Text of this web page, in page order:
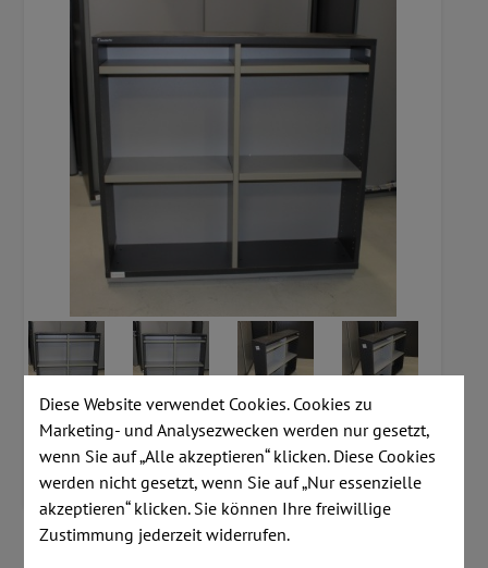
Diese Website verwendet Cookies. Cookies zu
Marketing- und Analysezwecken werden nur gesetzt,
wenn Sie auf „Alle akzeptieren“ klicken. Diese Cookies
werden nicht gesetzt, wenn Sie auf „Nur essenzielle
akzeptieren“ klicken. Sie können Ihre freiwillige
Zustimmung jederzeit widerrufen.